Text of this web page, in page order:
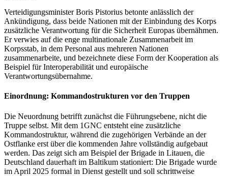
Verteidigungsminister Boris Pistorius betonte anlässlich der
Ankündigung, dass beide Nationen mit der Einbindung des Korps
zusätzliche Verantwortung für die Sicherheit Europas übernähmen.
Er verwies auf die enge multinationale Zusammenarbeit im
Korpsstab, in dem Personal aus mehreren Nationen
zusammenarbeite, und bezeichnete diese Form der Kooperation als
Beispiel für Interoperabilität und europäische
Verantwortungsübernahme.
Einordnung: Kommandostrukturen vor den Truppen
Die Neuordnung betrifft zunächst die Führungsebene, nicht die
Truppe selbst. Mit dem 1GNC entsteht eine zusätzliche
Kommandostruktur, während die zugehörigen Verbände an der
Ostflanke erst über die kommenden Jahre vollständig aufgebaut
werden. Das zeigt sich am Beispiel der Brigade in Litauen, die
Deutschland dauerhaft im Baltikum stationiert: Die Brigade wurde
im April 2025 formal in Dienst gestellt und soll schrittweise